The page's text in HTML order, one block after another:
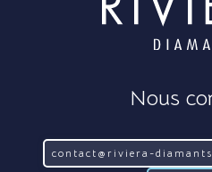
Nous
contact@riviera-